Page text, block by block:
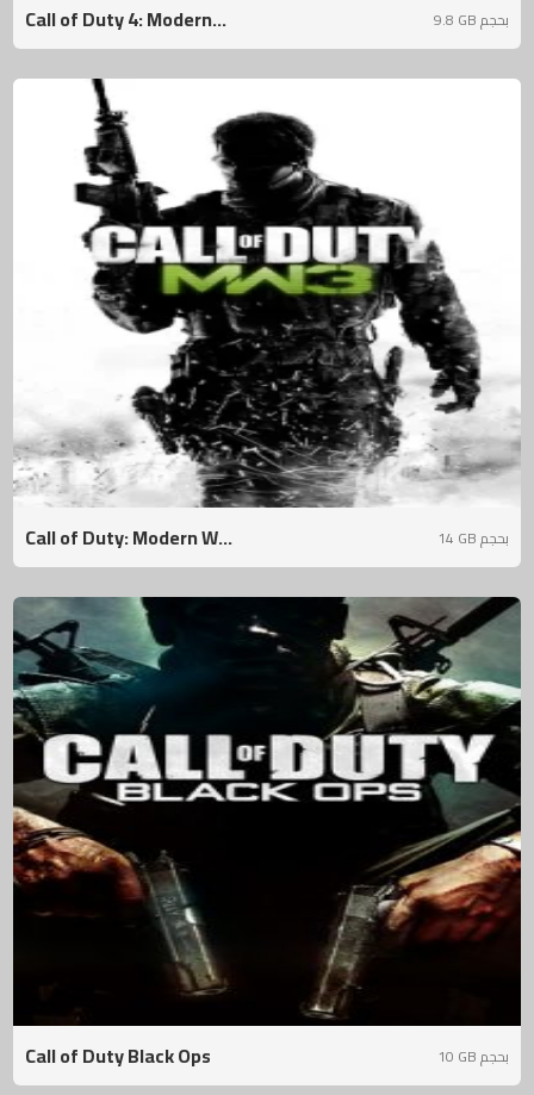
Call of Duty 4: Modern... 9.8 GB بحجم
Call of Duty: Modern W... 14 GB بحجم
Call of Duty Black Ops 10 GB بحجم